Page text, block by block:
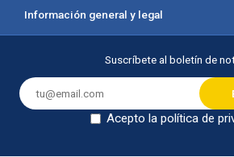
Información general y legal
Suscríbete al boletín de
Acepto la política de